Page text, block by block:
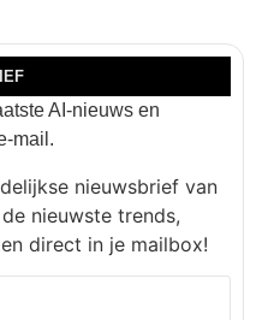
AI-nieuws en
mail.
nieuwsbrief van
nieuwste trends,
direct in je mailbox!